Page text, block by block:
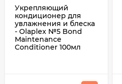
Укрепляющий
кондиционер для
увлажнения и блеска
- Olaplex №5 Bond
Maintenance
Conditioner 100мл